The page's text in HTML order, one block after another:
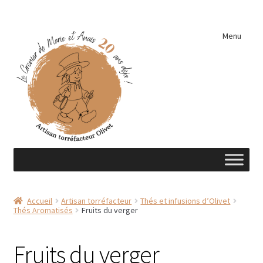
navigation
contenu
Menu
A découvrir …
Accueil Artisan torréfacteur
Thés et infusions d’Olivet
Thés Aromatisés
Fruits du verger
Fruits du verger